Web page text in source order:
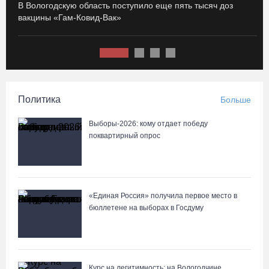
Игорь Руденя поздравил жителей Вологодчины с Днем
строителя
09.08.26 / 13:28
За три года в обновление вологодских парков инвестировано
09.08.26 / 13:13
Благодаря нацпроекту «Семья» новые выставочные
09.08.26 / 11:20
Физкультурный праздник в Череповце: уличные танцы и
В Вологодскую область поступило еще пять тысяч доз
вакцины «Гам-Ковид-Вак»
Политика Больше
Выборы-2026: кому отдает победу
поквартирный опрос
«Единая Россия» получила первое место в
бюллетене на выборах в Госдуму